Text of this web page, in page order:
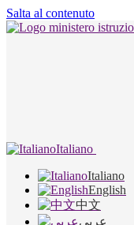
Salta al contenuto
Italiano
Italiano
English
中文
عربى